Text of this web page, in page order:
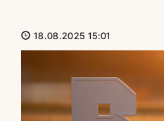
18.08.2025 15:01